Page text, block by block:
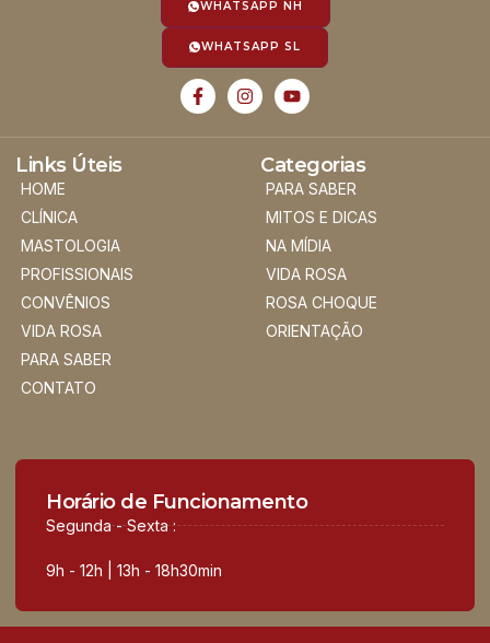
WHATSAPP NH
WHATSAPP SL
Links Úteis
HOME
CLÍNICA
MASTOLOGIA
PROFISSIONAIS
CONVÊNIOS
VIDA ROSA
PARA SABER
CONTATO
Categorias
PARA SABER
MITOS E DICAS
NA MÍDIA
VIDA ROSA
ROSA CHOQUE
ORIENTAÇÃO
Horário de Funcionamento
Segunda - Sexta :
9h - 12h | 13h - 18h30min